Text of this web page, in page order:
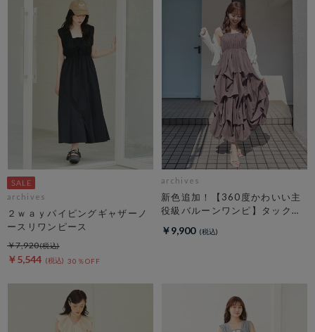
archives
２ｗａｙパイピングギャザーノ
ースリワンピース
￥5,544 30％OFF
￥7,920
archives
新色追加！【360度かわいい主
役級バルーンワンピ】タックバ
ース
￥9,900